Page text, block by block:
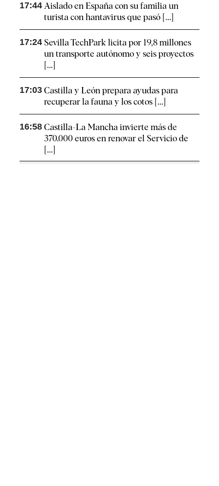
17:44 Aislado en España con su familia un
turista con hantavirus que pasó [...]
17:24 Sevilla TechPark licita por 19,8 millones
un transporte autónomo y seis proyectos
[...]
17:03 Castilla y León prepara ayudas para
recuperar la fauna y los cotos [...]
16:58 Castilla-La Mancha invierte más de
370.000 euros en renovar el Servicio de
[...]